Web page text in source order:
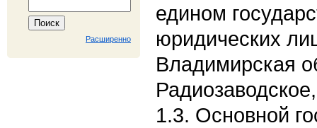
Расширенно
едином
юридических
Владимирская
1.3. Основной